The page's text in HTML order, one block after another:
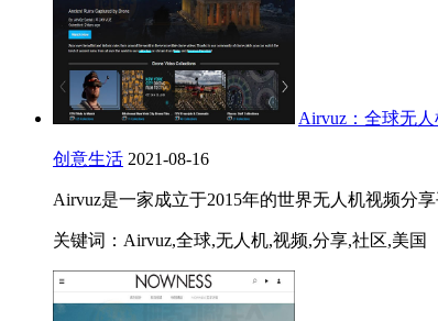
Airvuz：全球无人
创意生活 2021-08-16
Airvuz是一家成立于2015年的世界无人机视频分
关键词：Airvuz,全球,无人机,视频,分享,社区,美国